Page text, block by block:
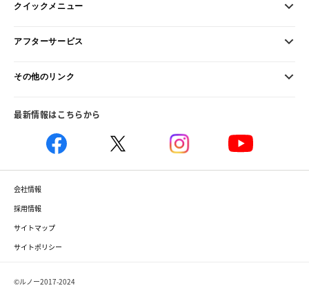
クイックメニュー
アフターサービス
その他のリンク
最新情報はこちらから
会社情報
採用情報
サイトマップ
サイトポリシー
©ルノー2017-2024